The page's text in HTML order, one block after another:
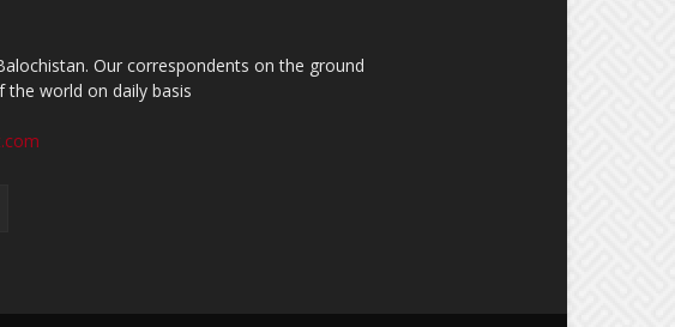
Our correspondents on the ground
world on daily basis.